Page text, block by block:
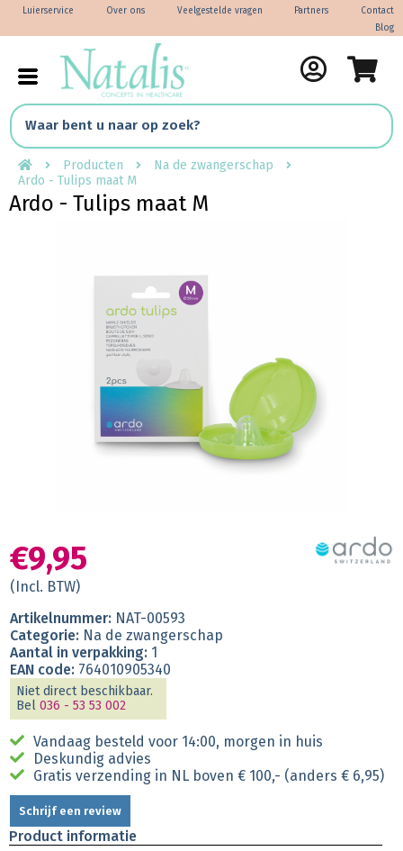
Contact
Partners
Veelgestelde vragen
Over ons
Luierservice
Blog
Producten
Na de zwangerschap
Ardo - Tulips maat M
Ardo - Tulips maat M
€9,95
(Incl. BTW)
Artikelnummer: NAT-00593
Categorie: Na de zwangerschap
Aantal in verpakking: 1
EAN code: 764010905340
Niet direct beschikbaar.
Bel 036 - 53 53 002
Vandaag besteld voor 14:00, morgen in huis
Deskundig advies
Gratis verzending in NL boven € 100,- (anders € 6,95)
Schrijf een review
Product informatie